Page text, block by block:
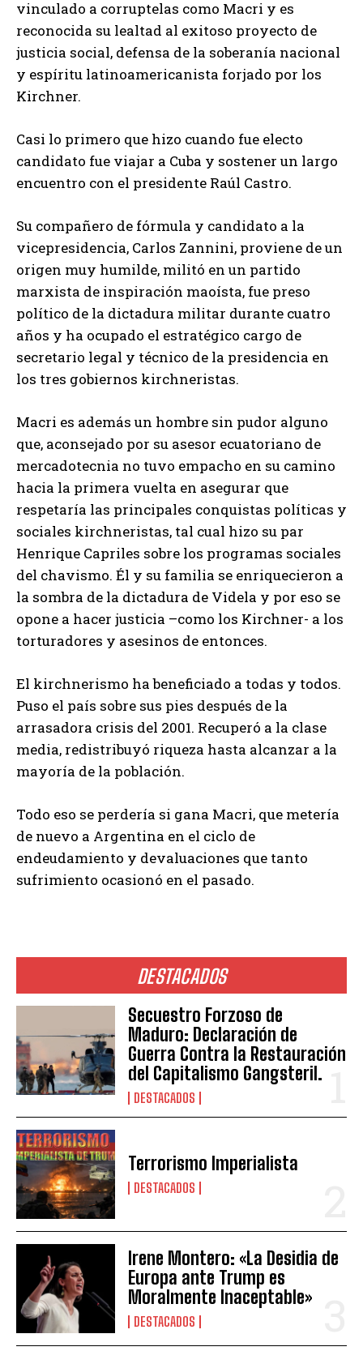
DESTACADOS
Secuestro Forzoso de
Maduro: Declaración de
Guerra Contra la Restauración
del Capitalismo Gangsteril.
DESTACADOS
Terrorismo Imperialista
DESTACADOS
Irene Montero: «La Desidia de
Europa ante Trump es
Moralmente Inaceptable»
DESTACADOS
vinculado a corruptelas como Macri y es
reconocida su lealtad al exitoso proyecto de
justicia social, defensa de la soberanía nacional
y espíritu latinoamericanista forjado por los
Kirchner.
Casi lo primero que hizo cuando fue electo
candidato fue viajar a Cuba y sostener un largo
encuentro con el presidente Raúl Castro.
Su compañero de fórmula y candidato a la
vicepresidencia, Carlos Zannini, proviene de un
origen muy humilde, militó en un partido
marxista de inspiración maoísta, fue preso
político de la dictadura militar durante cuatro
años y ha ocupado el estratégico cargo de
secretario legal y técnico de la presidencia en
los tres gobiernos kirchneristas.
Macri es además un hombre sin pudor alguno
que, aconsejado por su asesor ecuatoriano de
mercadotecnia no tuvo empacho en su camino
hacia la primera vuelta en asegurar que
respetaría las principales conquistas políticas y
sociales kirchneristas, tal cual hizo su par
Henrique Capriles sobre los programas sociales
del chavismo. Él y su familia se enriquecieron a
la sombra de la dictadura de Videla y por eso se
opone a hacer justicia –como los Kirchner- a los
torturadores y asesinos de entonces.
El kirchnerismo ha beneficiado a todas y todos.
Puso el país sobre sus pies después de la
arrasadora crisis del 2001. Recuperó a la clase
media, redistribuyó riqueza hasta alcanzar a la
mayoría de la población.
Todo eso se perdería si gana Macri, que metería
de nuevo a Argentina en el ciclo de
endeudamiento y devaluaciones que tanto
sufrimiento ocasionó en el pasado.